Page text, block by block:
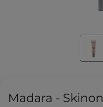
Madara -